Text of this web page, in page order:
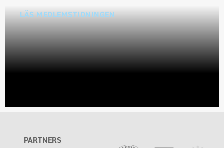
LÄS MEDLEMSTIDNINGEN
PARTNERS